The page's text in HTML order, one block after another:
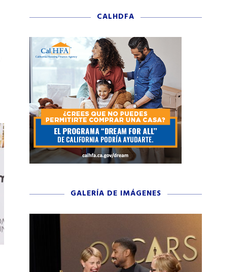
CALHDFA
GALERÍA DE IMÁGENES